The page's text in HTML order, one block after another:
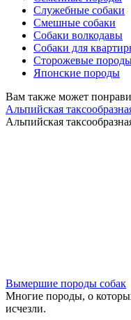
Служебные собаки
Смешные собаки
Собаки волкодавы
Собаки для
Сторожевые
Японские породы
Вам также может
Альпийская
Альпийская
Вымершие породы собак
Многие породы, о
исчезли.